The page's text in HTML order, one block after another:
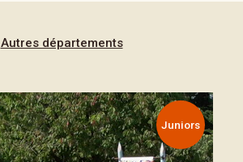
Autres départements
Juniors